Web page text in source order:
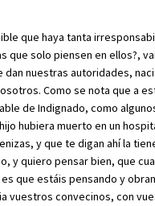
que haya tanta
que solo piensen en ellos?,
nuestras autoridades,
Como se nota que a
de Indignado, como
hubiera muerto en un
y que te digan ahí la
y quiero pensar bien, que
que estáis pensando y
vuestros convecinos, con